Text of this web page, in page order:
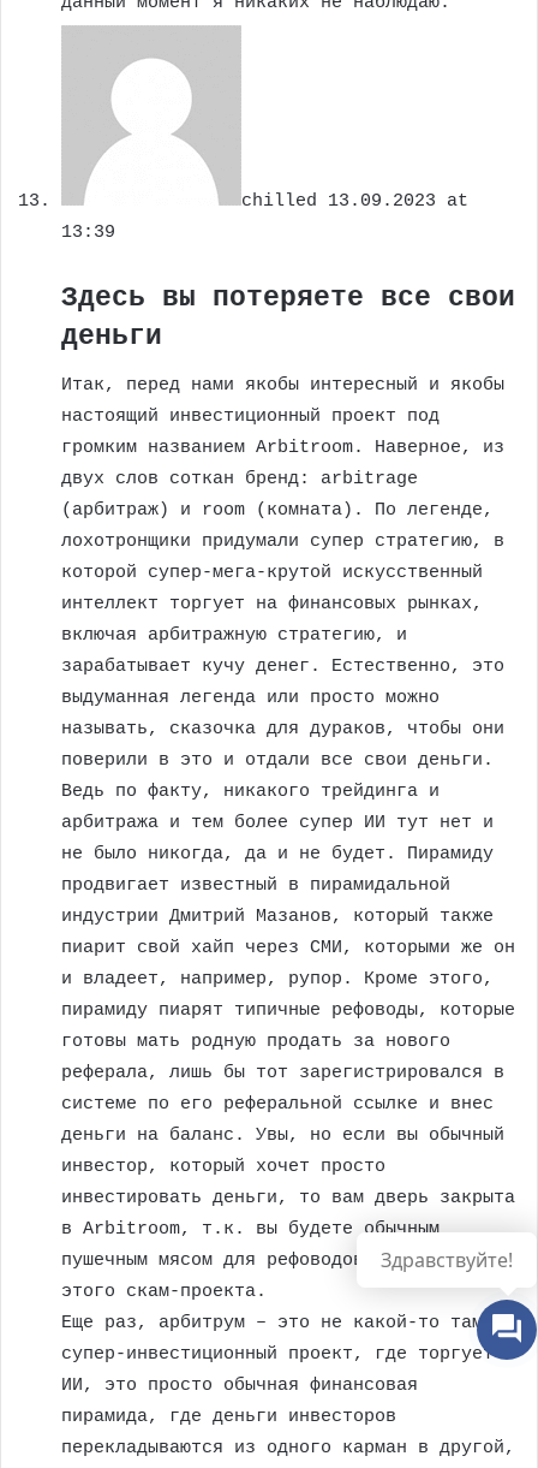
chilled 13.09.2023 at
13:39
Здесь вы потеряете все свои
деньги
Итак, перед нами якобы интересный и якобы
настоящий инвестиционный проект под
громким названием Arbitroom. Наверное, из
двух слов соткан бренд: arbitrage
(арбитраж) и room (комната). По легенде,
лохотронщики придумали супер стратегию, в
которой супер-мега-крутой искусственный
интеллект торгует на финансовых рынках,
включая арбитражную стратегию, и
зарабатывает кучу денег. Естественно, это
выдуманная легенда или просто можно
называть, сказочка для дураков, чтобы они
поверили в это и отдали все свои деньги.
Ведь по факту, никакого трейдинга и
арбитража и тем более супер ИИ тут нет и
не было никогда, да и не будет. Пирамиду
продвигает известный в пирамидальной
индустрии Дмитрий Мазанов, который также
пиарит свой хайп через СМИ, которыми же он
и владеет, например, рупор. Кроме этого,
пирамиду пиарят типичные рефоводы, которые
готовы мать родную продать за нового
реферала, лишь бы тот зарегистрировался в
системе по его реферальной ссылке и внес
деньги на баланс. Увы, но если вы обычный
инвестор, который хочет просто
инвестировать деньги, то вам дверь закрыта
в Arbitroom, т.к. вы будете обычным
пушечным мясом для рефоводов и создателей
этого скам-проекта.
Еще раз, арбитрум – это не какой-то там
супер-инвестиционный проект, где торгует
ИИ, это просто обычная финансовая
пирамида, где деньги инвесторов
перекладываются из одного карман в другой,
Здравствуйте!